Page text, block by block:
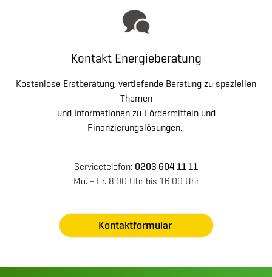
Kontakt Energieberatung
Kostenlose Erstberatung, vertiefende Beratung zu speziellen
Themen
und Informationen zu Fördermitteln und
Finanzierungslösungen.
Servicetelefon: 0203 604 11 11
Mo. - Fr. 8.00 Uhr bis 16.00 Uhr
Kontaktformular